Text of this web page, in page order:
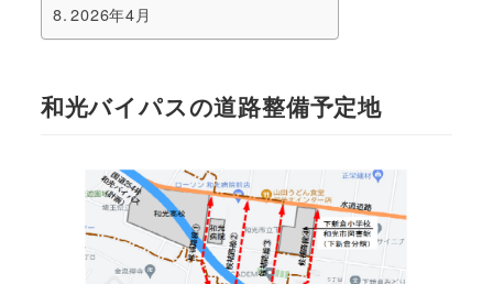
2026年4月
和光バイパスの道路整備予定地